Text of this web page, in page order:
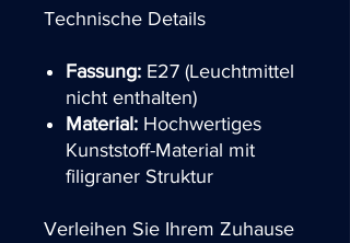
Technische Details
Fassung: E27 (Leuchtmittel
nicht enthalten)
Material: Hochwertiges
Kunststoff-Material mit
filigraner Struktur
Verleihen Sie Ihrem Zuhause